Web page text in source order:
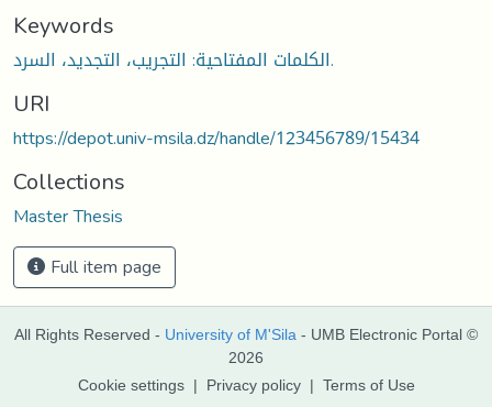
Keywords
الكلمات المفتاحية: التجريب، التجديد، السرد.
URI
https://depot.univ-msila.dz/handle/123456789/15434
Collections
Master Thesis
Full item page
All Rights Reserved - University of M'Sila - UMB Electronic Portal ©
2026
Cookie settings | Privacy policy | Terms of Use